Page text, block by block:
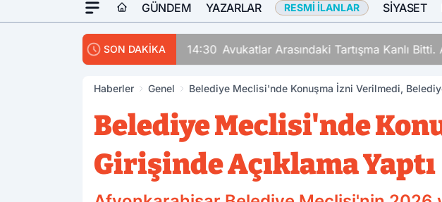
GÜNDEM YAZARLAR RESMI İLANLAR SIYASET
SON DAKİKA 14:30 Avukatlar Arasındaki Tartışma Kanlı Bitti.
Haberler Genel Belediye Meclisi'nde Konuşma İzni Verilmedi,
Belediye Meclisi'nde
Girişinde Açıklama Yaptı